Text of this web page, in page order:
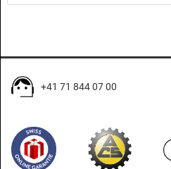
+41 71 844 07 00